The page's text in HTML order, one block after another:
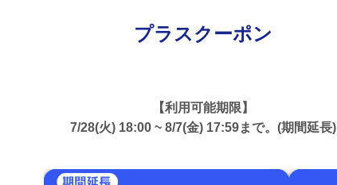
プラスクーポン
【利用可能期限】
7/28(火) 18:00 ~ 8/7(金) 17:59まで。(期間延長)